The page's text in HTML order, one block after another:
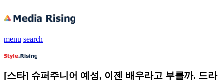
menu search
[스타] 슈퍼주니어 예성, 이젠 배우라고 부를까. 드라